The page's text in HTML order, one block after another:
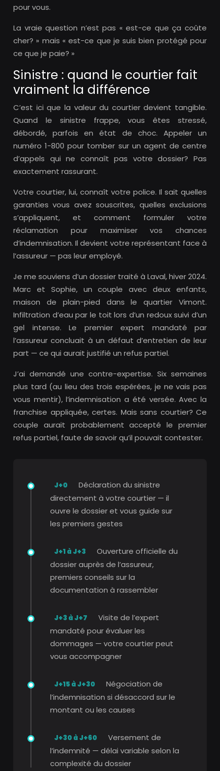
pour vous.
La vraie question n’est pas « est-ce que ça coûte
cher? » mais « est-ce que je suis bien protégé pour
ce que je paie? »
Sinistre : quand le courtier fait
vraiment la différence
C’est ici que la valeur du courtier devient tangible.
Quand le sinistre frappe, vous êtes stressé,
débordé, parfois en état de choc. Appeler un
numéro 1-800 pour tomber sur un agent de centre
d’appels qui ne connaît pas votre dossier? Pas
exactement rassurant.
Votre courtier, lui, connaît votre police. Il sait quelles
garanties vous avez souscrites, quelles exclusions
s’appliquent, et comment formuler votre
réclamation pour maximiser vos chances
d’indemnisation. Il devient votre représentant face à
l’assureur — pas leur employé.
Je me souviens d’un dossier traité à Laval, hiver 2024.
Marc et Sophie, un couple avec deux enfants,
maison de plain-pied dans le quartier Vimont.
Infiltration d’eau par le toit lors d’un redoux suivi d’un
gel intense. Le premier expert mandaté par
l’assureur concluait à un défaut d’entretien de leur
part — ce qui aurait justifié un refus partiel.
J’ai demandé une contre-expertise. Six semaines
plus tard (au lieu des trois espérées, je ne vais pas
vous mentir), l’indemnisation a été versée. Avec la
franchise appliquée, certes. Mais sans courtier? Ce
couple aurait probablement accepté le premier
refus partiel, faute de savoir qu’il pouvait contester.
J+0
Déclaration du sinistre
directement à votre courtier — il
ouvre le dossier et vous guide sur
les premiers gestes
J+1 à J+3
Ouverture officielle du
dossier auprès de l’assureur,
premiers conseils sur la
documentation à rassembler
J+3 à J+7
Visite de l’expert
mandaté pour évaluer les
dommages — votre courtier peut
vous accompagner
J+15 à J+30
Négociation de
l’indemnisation si désaccord sur le
montant ou les causes
J+30 à J+60
Versement de
l’indemnité — délai variable selon la
complexité du dossier